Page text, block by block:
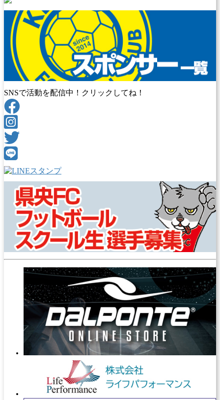
SNSで活動を配信中！クリックしてね！